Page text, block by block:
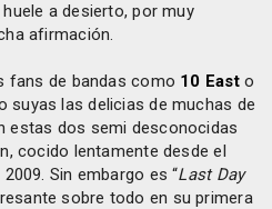
a desierto, por muy
afirmación.
fans de bandas como 10 Easto
suyas las delicias de muchas de
estas dos semi desconocidas
cocido lentamente desde el
Sin embargo es “Last Day
sobre todo en su primera